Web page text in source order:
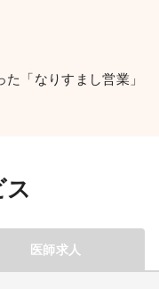
「なりすまし営業」
ス
医師求人